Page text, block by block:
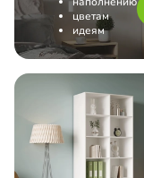
цветам
идеям